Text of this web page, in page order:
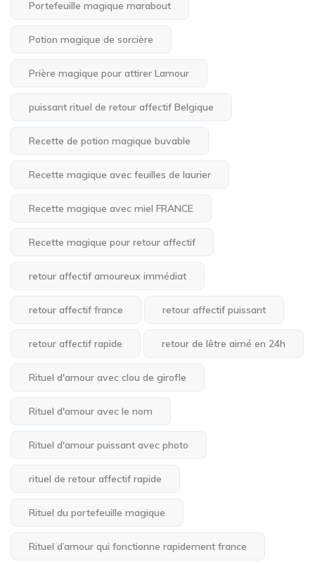
Portefeuille magique marabout
Potion magique de sorcière
Prière magique pour attirer Lamour
puissant rituel de retour affectif Belgique
Recette de potion magique buvable
Recette magique avec feuilles de laurier
Recette magique avec miel FRANCE
Recette magique pour retour affectif
retour affectif amoureux immédiat
retour affectif france retour affectif puissant
retour affectif rapide retour de lêtre aimé en 24h
Rituel d'amour avec clou de girofle
Rituel d'amour avec le nom
Rituel d'amour puissant avec photo
rituel de retour affectif rapide
Rituel du portefeuille magique
Rituel d’amour qui fonctionne rapidement france